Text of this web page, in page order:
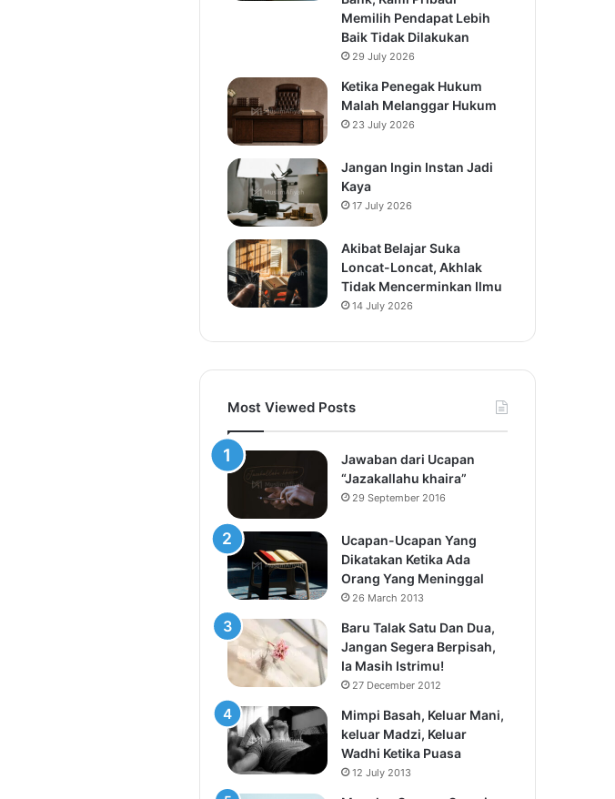
Memilih Pendapat Lebih
Baik Tidak Dilakukan
29 July 2026
Ketika Penegak Hukum
Malah Melanggar Hukum
23 July 2026
Jangan Ingin Instan Jadi
Kaya
17 July 2026
Akibat Belajar Suka
Loncat-Loncat, Akhlak
Tidak Mencerminkan Ilmu
14 July 2026
Most Viewed Posts
Jawaban dari Ucapan
“Jazakallahu khaira”
29 September 2016
Ucapan-Ucapan Yang
Dikatakan Ketika Ada
Orang Yang Meninggal
26 March 2013
Baru Talak Satu Dan Dua,
Jangan Segera Berpisah,
Ia Masih Istrimu!
27 December 2012
Mimpi Basah, Keluar Mani,
keluar Madzi, Keluar
Wadhi Ketika Puasa
12 July 2013